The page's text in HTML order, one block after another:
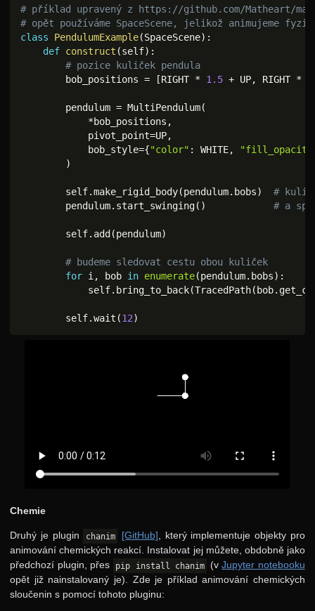
# příklad upravený z https://github.com/Matheart/
# opět používáme SpaceScene, jelikož animujeme
class
PendulumExample(SpaceScene) :
def construct (self) :
# pozice kuliček pendula
        bob_positions
= [RIGHT * 1.5 + UP, RIGHT *
        pendulum
= MultiPendulum(
*bob_positions ,
            pivot_point
=UP,
            bob_style
={"color" : WHITE,
)
        self
.make_rigid_body(pendulum. bobs)
#
        pendulum
. start_swinging( ) # a
        self
. add (pendulum)
# budeme sledovat cestu obou kuliček
for i , bob in enumerate(pendulum. bobs) :
            self
. bring_to_back(TracedPath( bob.
        self
.wait (12)
Chemie
Druhý je plugin chanim [GitHub], který implementuje objekty pro
animování chemických reakcí. Instalovat jej můžete, obdobně jako
předchozí plugin, přes
pip install chanim (vJupyter notebooku
opět již nainstalovaný je). Zde je příklad animování chemických
sloučenin s pomocí tohoto pluginu: